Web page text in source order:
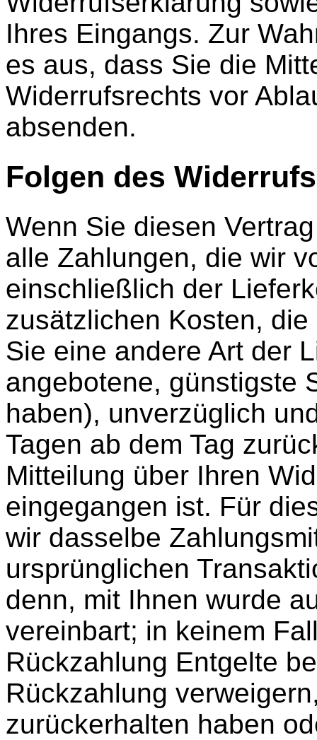
Ihres Eingangs. Zur
es aus, dass Sie die
Widerrufsrechts vor
absenden.
Folgen des Widerrufs
Wenn Sie diesen
alle Zahlungen, die wir
einschließlich der
zusätzlichen Kosten,
Sie eine andere Art der
angebotene, günstigste
haben), unverzüglich
Tagen ab dem Tag
Mitteilung über Ihren
eingegangen ist. Für
wir dasselbe
ursprünglichen
denn, mit Ihnen wurde
vereinbart; in keinem
Rückzahlung Entgelte
Rückzahlung
zurückerhalten haben